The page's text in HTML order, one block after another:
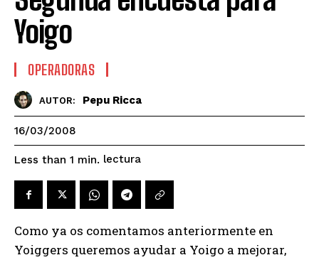
Yoigo
OPERADORAS
AUTOR: Pepu Ricca
16/03/2008
Less than 1 min. lectura
Como ya os comentamos anteriormente en
Yoiggers queremos ayudar a Yoigo a mejorar,